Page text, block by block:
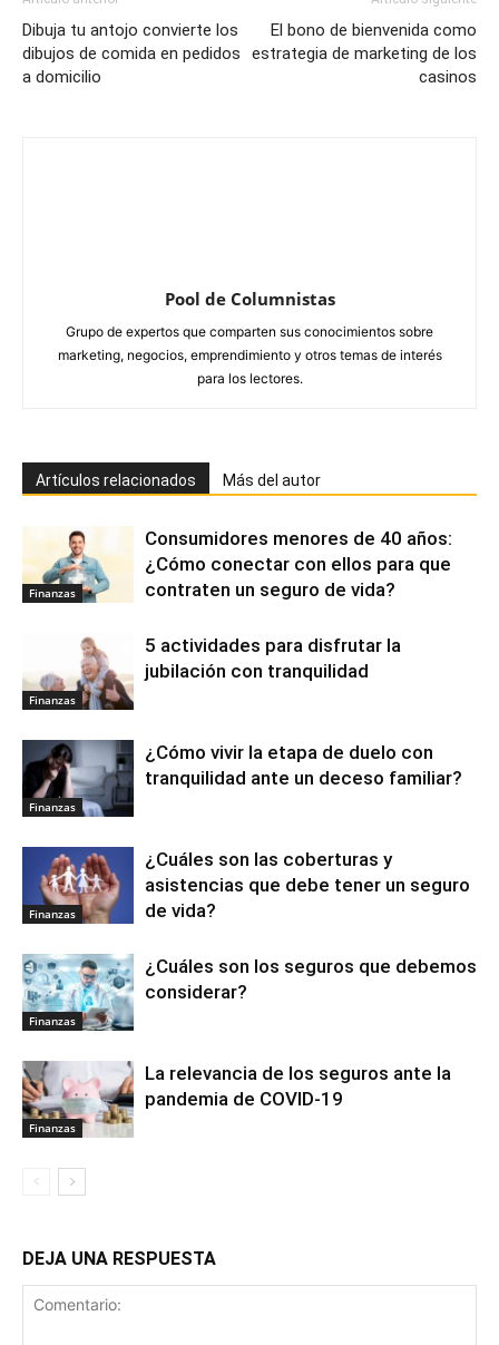
Dibuja tu antojo convierte los
dibujos de comida en pedidos
a domicilio
El bono de bienvenida como
estrategia de marketing de los
casinos
Pool de Columnistas
Grupo de expertos que comparten sus conocimientos sobre
marketing, negocios, emprendimiento y otros temas de interés
para los lectores.
Artículos relacionados Más del autor
Finanzas
Consumidores menores de 40 años:
¿Cómo conectar con ellos para que
contraten un seguro de vida?
Finanzas
5 actividades para disfrutar la
jubilación con tranquilidad
Finanzas
¿Cómo vivir la etapa de duelo con
tranquilidad ante un deceso familiar?
Finanzas
¿Cuáles son las coberturas y
asistencias que debe tener un seguro
de vida?
Finanzas
¿Cuáles son los seguros que debemos
considerar?
Finanzas
La relevancia de los seguros ante la
pandemia de COVID-19
DEJA UNA RESPUESTA